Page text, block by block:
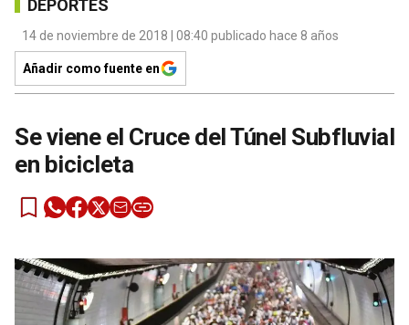
DEPORTES
14 de noviembre de 2018 | 08:40 publicado hace 8 años
Añadir como fuente en
Se viene el Cruce del Túnel Subfluvial
en bicicleta